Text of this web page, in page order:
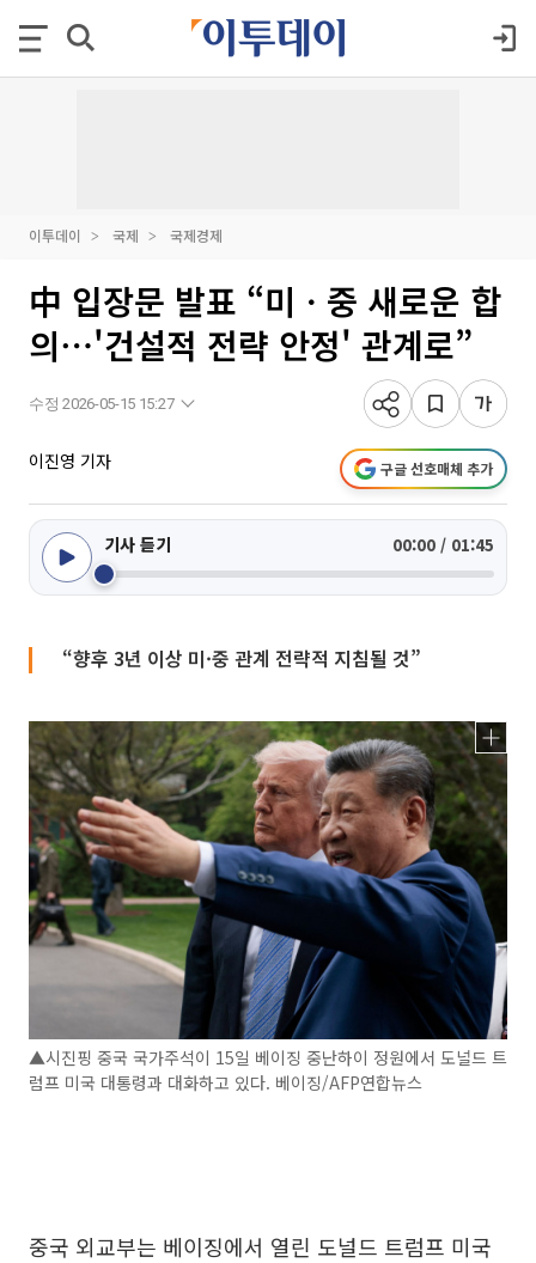
이투데이 국제 국제경제
中 입장문 발표 “미ㆍ중 새로운 합
의⋯'건설적 전략 안정' 관계로”
수정 2026-05-15 15:27
이진영 기자 구글 선호매체 추가
기사 듣기 00:00 / 01:45
“향후 3년 이상 미·중 관계 전략적 지침될 것”
▲시진핑 중국 국가주석이 15일 베이징 중난하이 정원에서 도널드 트
럼프 미국 대통령과 대화하고 있다. 베이징/AFP연합뉴스
중국 외교부는 베이징에서 열린 도널드 트럼프 미국